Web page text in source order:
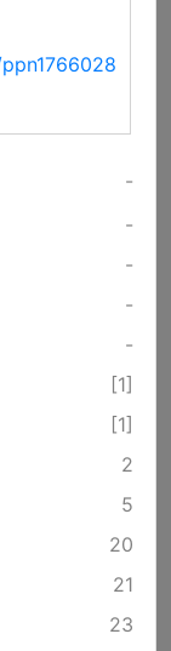
-
-
-
-
-
[1]
[1]
2
5
20
21
23